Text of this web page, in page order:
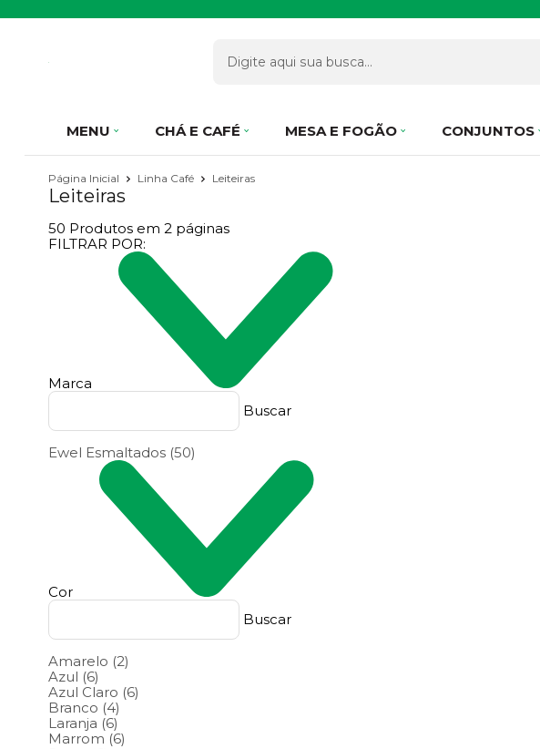
MENU CHÁ E CAFÉ MESA E FOGÃO CONJUNTOS
Página Inicial Linha Café Leiteiras
Leiteiras
50 Produtos em 2 páginas
FILTRAR POR:
Marca
Buscar
Ewel Esmaltados (50)
Cor
Buscar
Amarelo (2)
Azul (6)
Azul Claro (6)
Branco (4)
Laranja (6)
Marrom (6)